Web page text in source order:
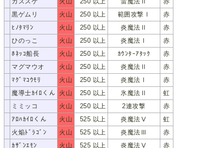
黒ゲムリ 火山 250 以上 範囲攻撃Ⅰ 赤
ﾋﾉﾀﾏﾘﾝ 火山 250 以上 炎魔法Ⅱ 赤
ひのっこ 火山 250 以上 炎魔法Ⅰ 赤
ﾎﾈｯｺ船長 火山 250 以上 ｶｳﾝﾀｰｱﾀｯｸ 赤
マグマウオ 火山 250 以上 炎魔法Ⅱ 赤
ﾏｸﾞﾏｺｳﾓﾘ 火山 250 以上 炎魔法Ⅰ 赤
魔導士ｶｲﾛくん 火山 250 以上 氷魔法Ⅱ 虹
ミミッコ 火山 250 以上 2連攻撃 赤
ｱﾛﾊｶｲﾛくん 火山 525 以上 炎魔法Ⅴ 虹
火焔ﾄﾞﾗｺﾞﾝ 火山 525 以上 炎魔法Ⅲ 赤
ｶｻﾞﾝｴﾓﾝ 火山 525 以上 炎魔法Ⅴ 赤